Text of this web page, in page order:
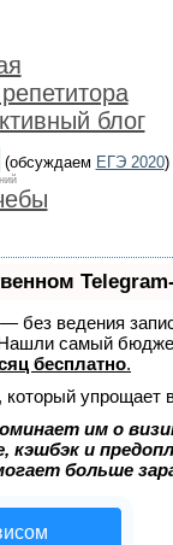
блог
(обсуждаем ЕГЭ 2020)
без ведения
Нашли самый
бесплатно.
упрощает
им о
кэшбэк и
больше